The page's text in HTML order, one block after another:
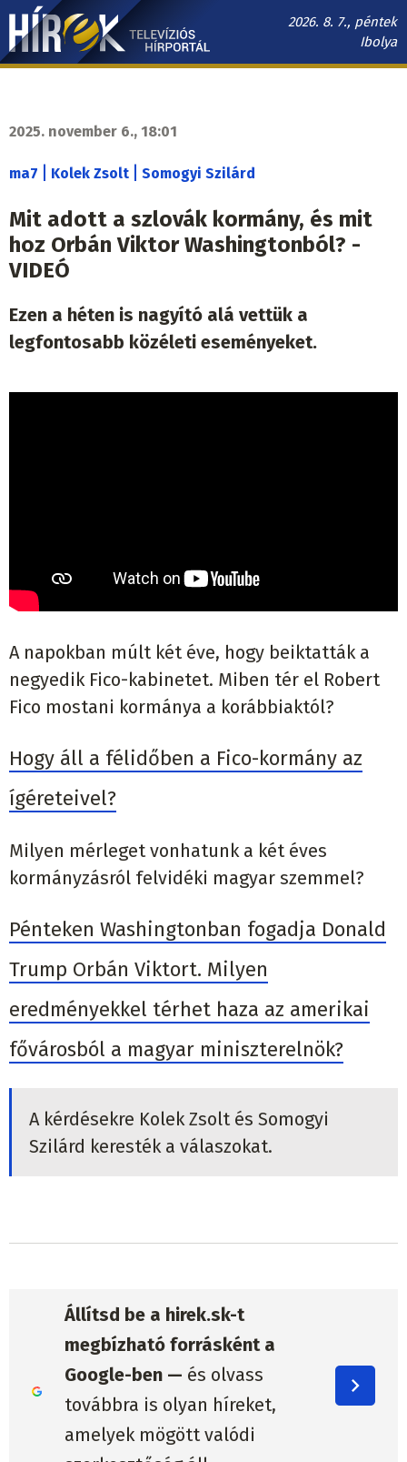
Ugrás
tartalomra
2026. 8. 7., péntek
Ibolya
Hírek.sk
2025. november 6., 18:01
ma7 Kolek Zsolt Somogyi Szilárd
Mit adott a szlovák kormány, és mit
hoz Orbán Viktor Washingtonból? -
VIDEÓ
Ezen a héten is nagyító alá vettük a
legfontosabb közéleti eseményeket.
A napokban múlt két éve, hogy beiktatták a
negyedik Fico-kabinetet. Miben tér el Robert
Fico mostani kormánya a korábbiaktól?
Hogy áll a félidőben a Fico-kormány az
ígéreteivel?
Milyen mérleget vonhatunk a két éves
kormányzásról felvidéki magyar szemmel?
Pénteken Washingtonban fogadja Donald
Trump Orbán Viktort. Milyen
eredményekkel térhet haza az amerikai
fővárosból a magyar miniszterelnök?
A kérdésekre Kolek Zsolt és Somogyi
Szilárd keresték a válaszokat.
Állítsd be a hirek.sk-t
megbízható forrásként a
Google-ben — és olvass
továbbra is olyan híreket,
amelyek mögött valódi